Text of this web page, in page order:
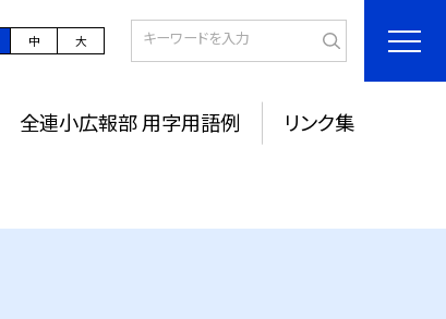
中 大
全連小広報部 用字用語例 リンク集